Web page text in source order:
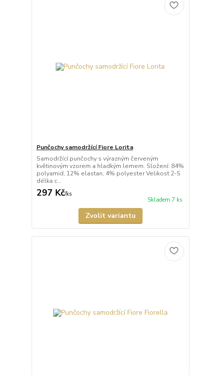
Punčochy samodržící Fiore Lorita
Samodržící punčochy s výrazným červeným
květinovým vzorem a hladkým lemem. Složení: 84%
polyamid, 12% elastan, 4% polyester Velikost 2-S
délka c...
297 Kč/ks
Skladem 7 ks
Zvolit variantu